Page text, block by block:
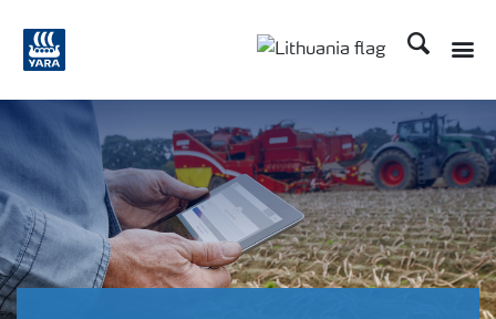
Ieškoti